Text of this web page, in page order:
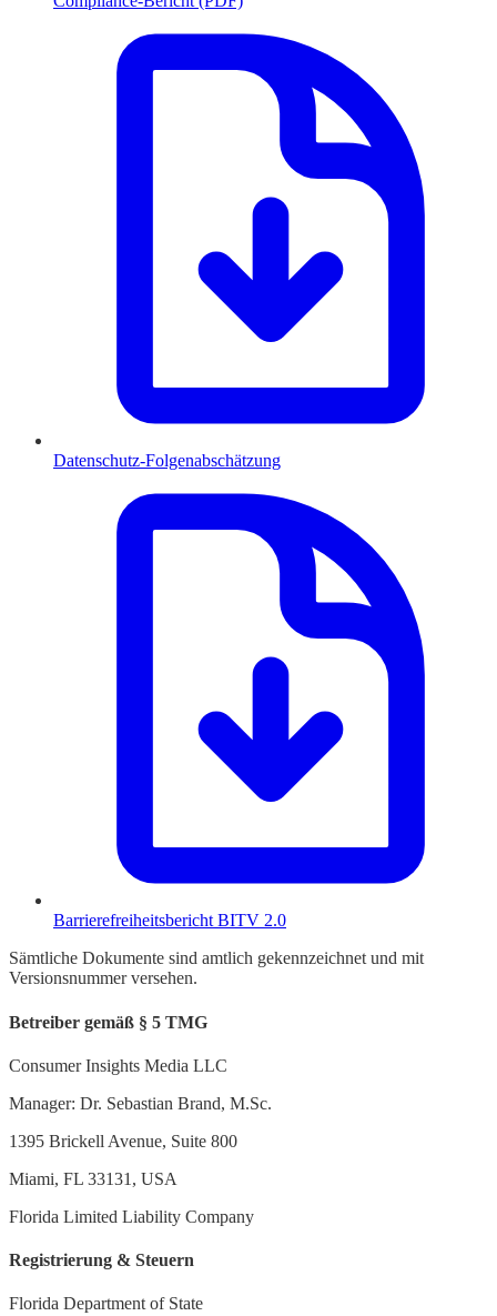
Datenschutz-Folgenabschätzung
Barrierefreiheitsbericht BITV 2.0
Sämtliche Dokumente sind amtlich gekennzeichnet und mit
Versionsnummer versehen.
Betreiber gemäß § 5 TMG
Consumer Insights Media LLC
Manager: Dr. Sebastian Brand, M.Sc.
1395 Brickell Avenue, Suite 800
Miami, FL 33131, USA
Florida Limited Liability Company
Registrierung & Steuern
Florida Department of State